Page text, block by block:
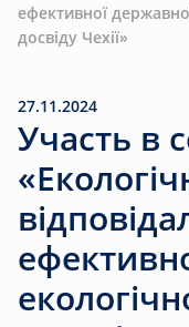
ефективної
досвіду Чехії»
27.11.2024
Участь в